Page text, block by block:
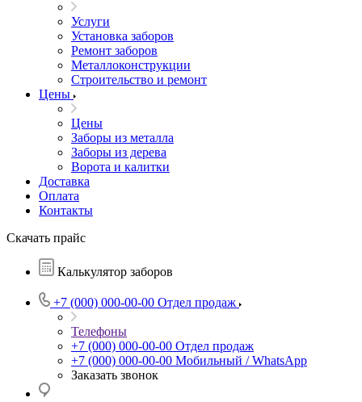
Услуги
Установка заборов
Ремонт заборов
Металлоконструкции
Строительство и ремонт
Цены
Цены
Заборы из металла
Заборы из дерева
Ворота и калитки
Доставка
Оплата
Контакты
Скачать прайс
Калькулятор заборов
+7 (000) 000-00-00 Отдел продаж
Телефоны
+7 (000) 000-00-00 Отдел продаж
+7 (000) 000-00-00 Мобильный / WhatsApp
Заказать звонок